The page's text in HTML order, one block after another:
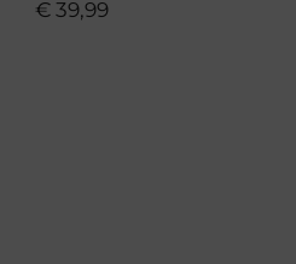
€ 39,99